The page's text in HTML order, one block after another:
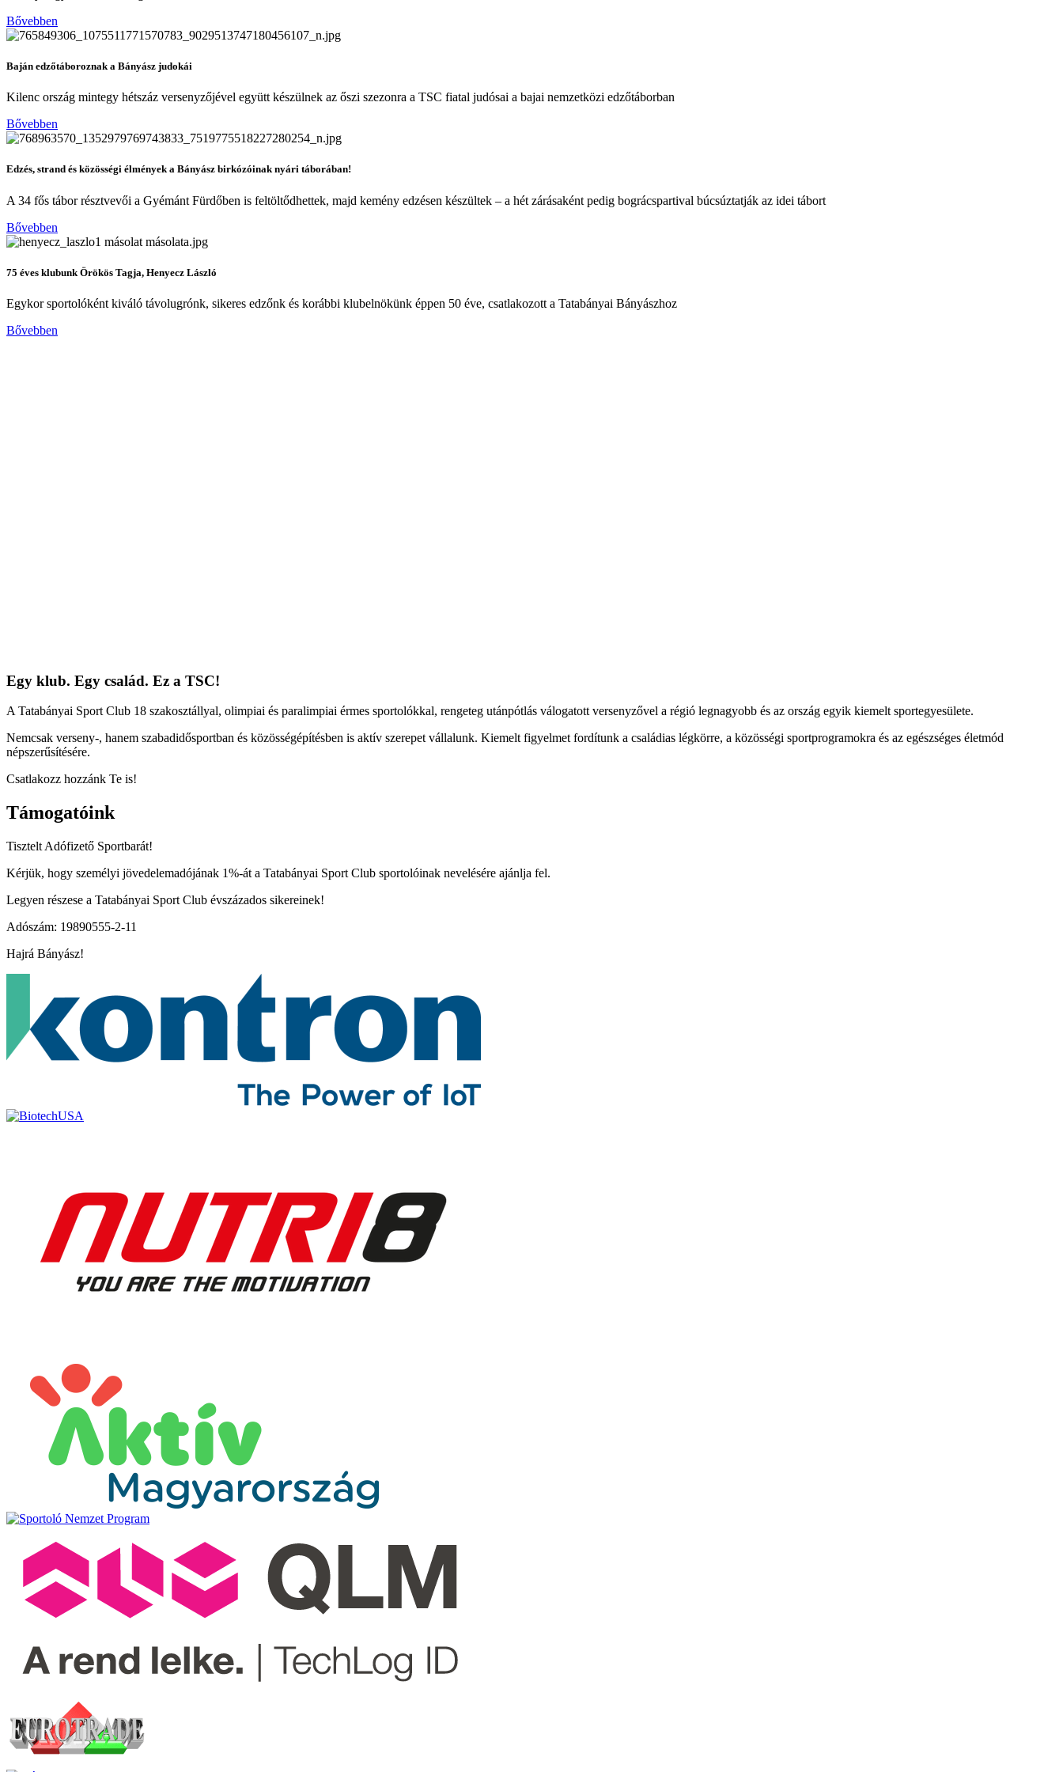
Bővebben
Baján edzőtáboroznak a Bányász judokái
Kilenc ország mintegy hétszáz versenyzőjével együtt készülnek az őszi szezonra a TSC fiatal judósai a bajai nemzetközi edzőtáborban
Bővebben
Edzés, strand és közösségi élmények a Bányász birkózóinak nyári táborában!
A 34 fős tábor résztvevői a Gyémánt Fürdőben is feltöltődhettek, majd kemény edzésen készültek – a hét zárásaként pedig bográcspartival búcsúztatják az idei tábort
Bővebben
75 éves klubunk Örökös Tagja, Henyecz László
Egykor sportolóként kiváló távolugrónk, sikeres edzőnk és korábbi klubelnökünk éppen 50 éve, csatlakozott a Tatabányai Bányászhoz
Bővebben
Egy klub. Egy család. Ez a TSC!
A Tatabányai Sport Club 18 szakosztállyal, olimpiai és paralimpiai érmes sportolókkal, rengeteg utánpótlás válogatott versenyzővel a régió legnagyobb és az ország egyik kiemelt sportegyesülete.
Nemcsak verseny-, hanem szabadidősportban és közösségépítésben is aktív szerepet vállalunk. Kiemelt figyelmet fordítunk a családias légkörre, a közösségi sportprogramokra és az egészséges életmód
népszerűsítésére.
Csatlakozz hozzánk Te is!
Támogatóink
Tisztelt Adófizető Sportbarát!
Kérjük, hogy személyi jövedelemadójának 1%-át a Tatabányai Sport Club sportolóinak nevelésére ajánlja fel.
Legyen részese a Tatabányai Sport Club évszázados sikereinek!
Adószám: 19890555-2-11
Hajrá Bányász!